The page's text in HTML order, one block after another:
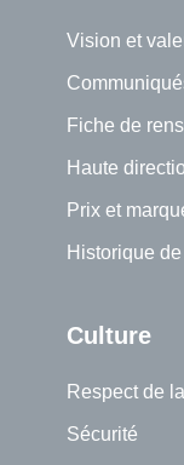
Vision et
Fiche de
Haute
Prix et
Historique
Culture
Respect de
Sécurité